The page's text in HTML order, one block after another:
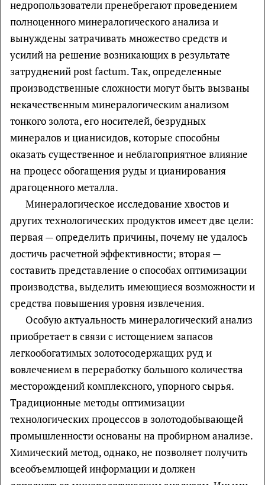
недропользователи пренебрегают проведением
полноценного минералогического анализа и
вынуждены затрачивать множество средств и
усилий на решение возникающих в результате
затруднений post factum. Так, определенные
производственные сложности могут быть вызваны
некачественным минералогическим анализом
тонкого золота, его носителей, безрудных
минералов и цианисидов, которые способны
оказать существенное и неблагоприятное влияние
на процесс обогащения руды и цианирования
драгоценного металла.
Минералогическое исследование хвостов и
других технологических продуктов имеет две цели:
первая — определить причины, почему не удалось
достичь расчетной эффективности; вторая —
составить представление о способах оптимизации
производства, выделить имеющиеся возможности и
средства повышения уровня извлечения.
Особую актуальность минералогический анализ
приобретает в связи с истощением запасов
легкообогатимых золотосодержащих руд и
вовлечением в переработку большого количества
месторождений комплексного, упорного сырья.
Традиционные методы оптимизации
технологических процессов в золотодобывающей
промышленности основаны на пробирном анализе.
Химический метод, однако, не позволяет получить
всеобъемлющей информации и должен